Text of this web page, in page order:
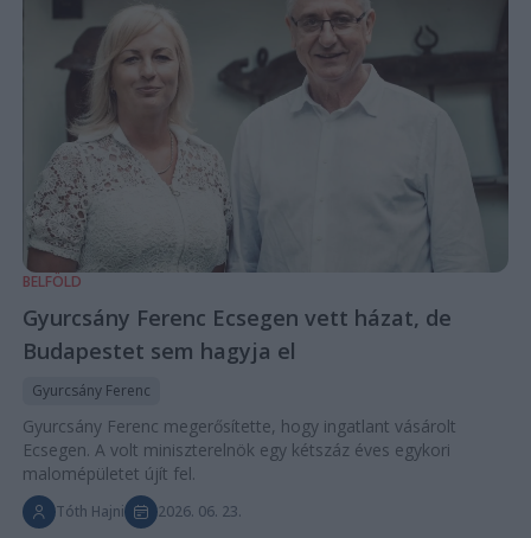
BELFÖLD
Gyurcsány Ferenc Ecsegen vett házat, de
Budapestet sem hagyja el
Gyurcsány Ferenc
Gyurcsány Ferenc megerősítette, hogy ingatlant vásárolt
Ecsegen. A volt miniszterelnök egy kétszáz éves egykori
malomépületet újít fel.
Tóth Hajni 2026. 06. 23.